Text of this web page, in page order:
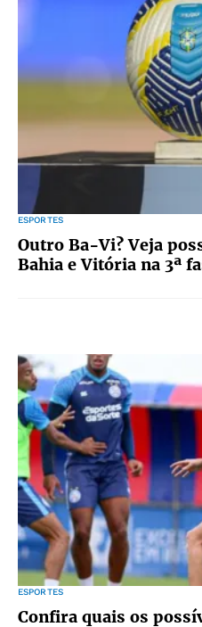
ESPORTES
Outro Ba-Vi? Veja
Bahia e Vitória na 3ª
ESPORTES
Confira quais os